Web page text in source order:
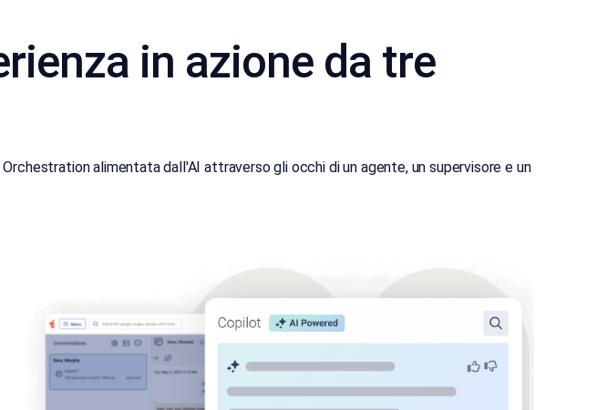
in azione da tre
alimentata dall'AI attraverso gli occhi di un agente, un supervisore e un